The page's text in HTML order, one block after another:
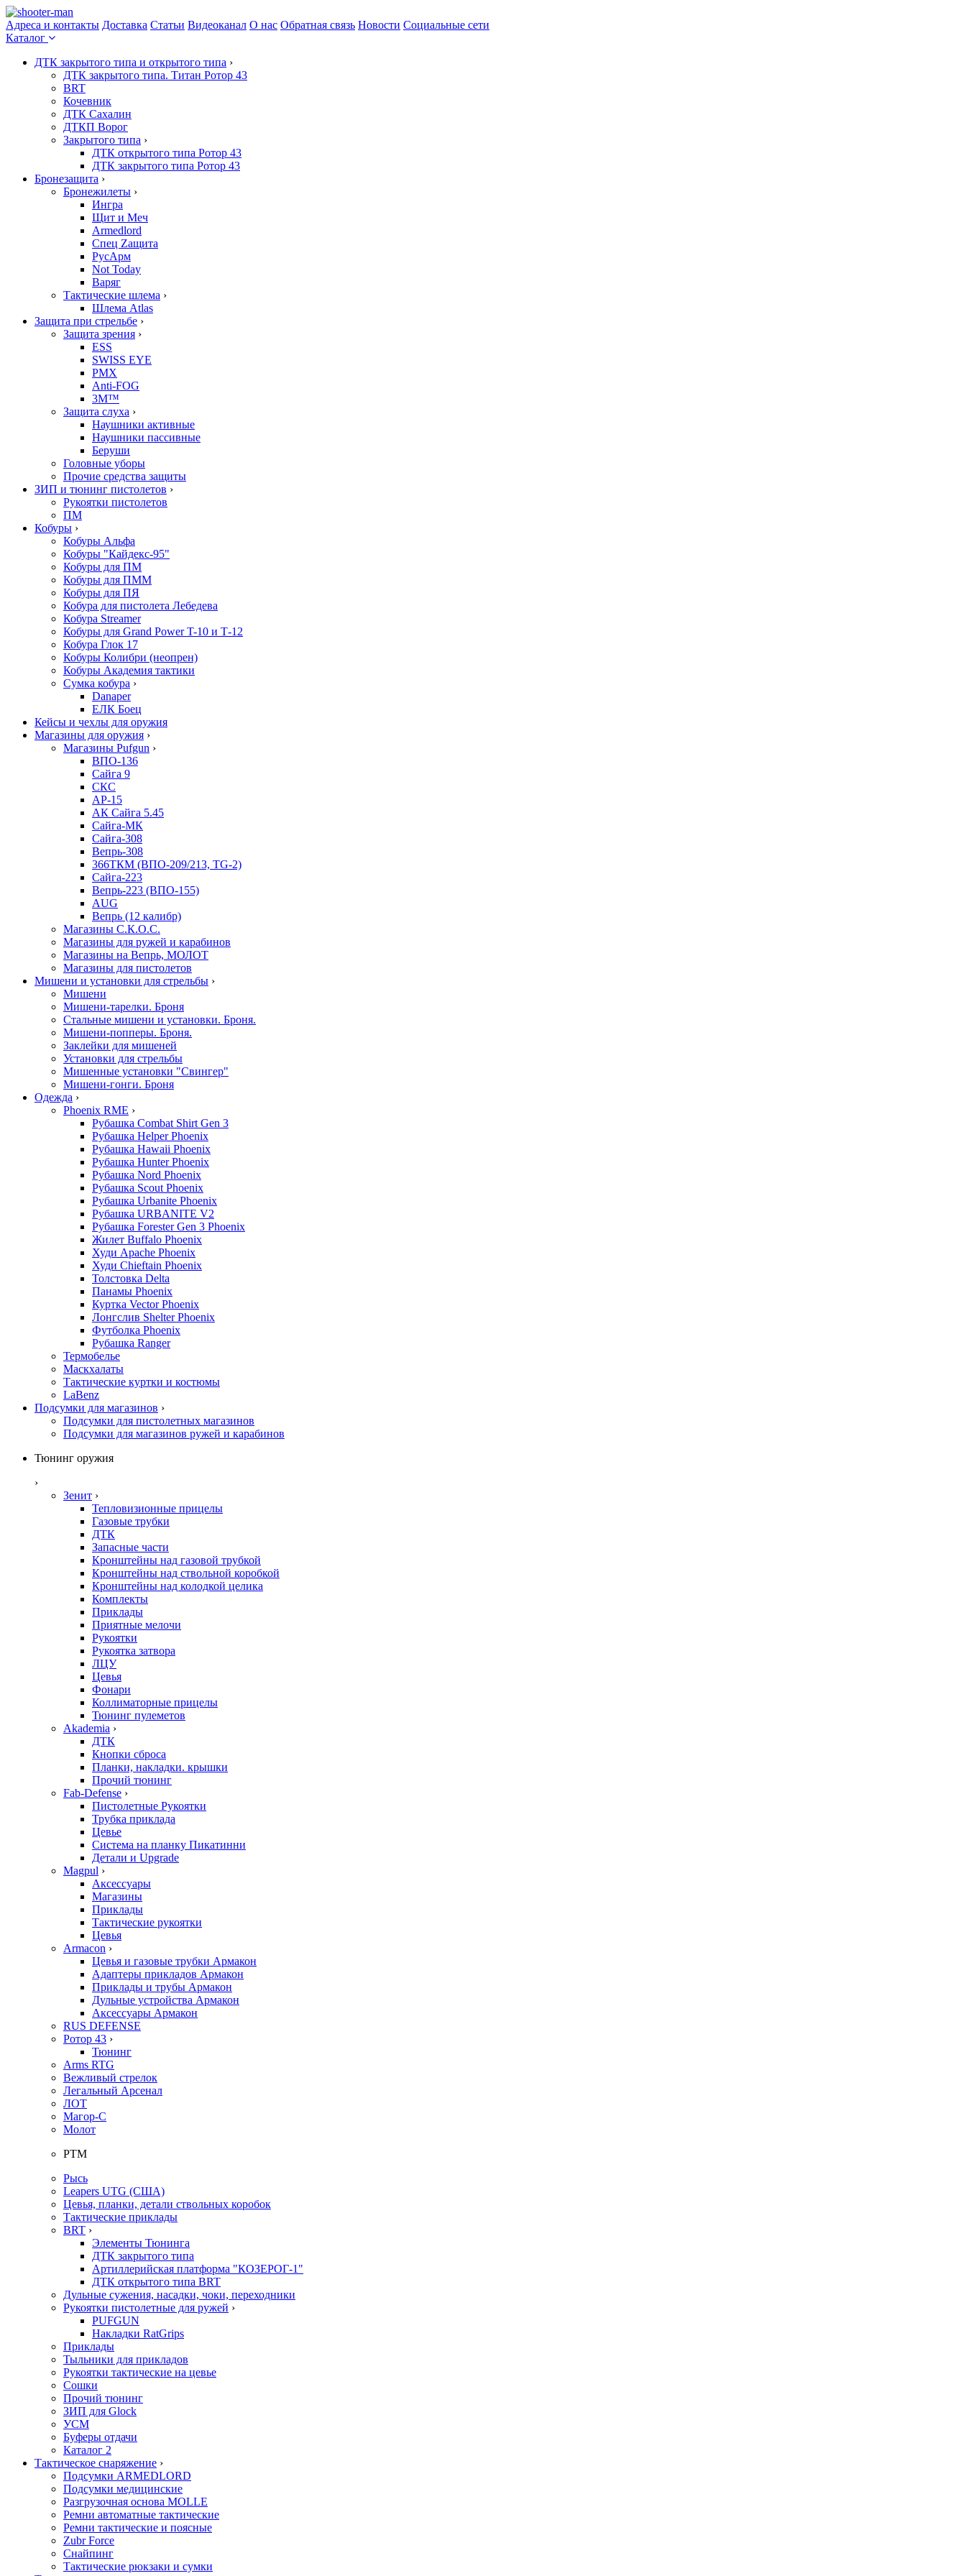
Адреса и контакты Доставка Статьи Видеоканал О нас Обратная связь Новости Социальные сети
Каталог
ДТК закрытого типа и открытого типа ›
ДТК закрытого типа. Титан Ротор 43
BRT
Кочевник
ДТК Сахалин
ДТКП Ворог
Закрытого типа ›
ДТК открытого типа Ротор 43
ДТК закрытого типа Ротор 43
Бронезащита ›
Бронежилеты ›
Ингра
Щит и Меч
Armedlord
Спец Zащита
РусАрм
Not Today
Варяг
Тактические шлема ›
Шлема Atlas
Защита при стрельбе ›
Защита зрения ›
ESS
SWISS EYE
PMX
Anti-FOG
3M™
Защита слуха ›
Наушники активные
Наушники пассивные
Беруши
Головные уборы
Прочие средства защиты
ЗИП и тюнинг пистолетов ›
Рукоятки пистолетов
ПМ
Кобуры ›
Кобуры Альфа
Кобуры "Кайдекс-95"
Кобуры для ПМ
Кобуры для ПММ
Кобуры для ПЯ
Кобура для пистолета Лебедева
Кобура Streamer
Кобуры для Grand Power T-10 и Т-12
Кобура Глок 17
Кобуры Колибри (неопрен)
Кобуры Академия тактики
Сумка кобура ›
Danaper
ЕЛК Боец
Кейсы и чехлы для оружия
Магазины для оружия ›
Магазины Pufgun ›
ВПО-136
Сайга 9
СКС
АР-15
АК Сайга 5.45
Сайга-МК
Сайга-308
Вепрь-308
366ТКМ (ВПО-209/213, TG-2)
Сайга-223
Вепрь-223 (ВПО-155)
AUG
Вепрь (12 калибр)
Магазины С.К.О.С.
Магазины для ружей и карабинов
Магазины на Вепрь, МОЛОТ
Магазины для пистолетов
Мишени и установки для стрельбы ›
Мишени
Мишени-тарелки. Броня
Стальные мишени и установки. Броня.
Мишени-попперы. Броня.
Заклейки для мишеней
Установки для стрельбы
Мишенные установки "Свингер"
Мишени-гонги. Броня
Одежда ›
Phoenix RME ›
Рубашка Combat Shirt Gen 3
Рубашка Helper Phoenix
Рубашка Hawaii Phoenix
Рубашка Hunter Phoenix
Рубашка Nord Phoenix
Рубашка Scout Phoenix
Рубашка Urbanite Phoenix
Рубашка URBANITE V2
Рубашка Forester Gen 3 Phoenix
Жилет Buffalo Phoenix
Худи Apache Phoenix
Худи Chieftain Phoenix
Толстовка Delta
Панамы Phoenix
Куртка Vector Phoenix
Лонгслив Shelter Phoenix
Футболка Phoenix
Рубашка Ranger
Термобелье
Маскхалаты
Тактические куртки и костюмы
LaBenz
Подсумки для магазинов ›
Подсумки для пистолетных магазинов
Подсумки для магазинов ружей и карабинов
Тюнинг оружия
›
Зенит ›
Тепловизионные прицелы
Газовые трубки
ДТК
Запасные части
Кронштейны над газовой трубкой
Кронштейны над ствольной коробкой
Кронштейны над колодкой целика
Комплекты
Приклады
Приятные мелочи
Рукоятки
Рукоятка затвора
ЛЦУ
Цевья
Фонари
Коллиматорные прицелы
Тюнинг пулеметов
Akademia ›
ДТК
Кнопки сброса
Планки, накладки. крышки
Прочий тюнинг
Fab-Defense ›
Пистолетные Рукоятки
Трубка приклада
Цевье
Система на планку Пикатинни
Детали и Upgrade
Magpul ›
Аксессуары
Магазины
Приклады
Тактические рукоятки
Цевья
Armacon ›
Цевья и газовые трубки Армакон
Адаптеры прикладов Армакон
Приклады и трубы Армакон
Дульные устройства Армакон
Аксессуары Армакон
RUS DEFENSE
Ротор 43 ›
Тюнинг
Arms RTG
Вежливый стрелок
Легальный Арсенал
ЛОТ
Магор-С
Молот
РТМ
Рысь
Leapers UTG (США)
Цевья, планки, детали ствольных коробок
Тактические приклады
BRT ›
Элементы Тюнинга
ДТК закрытого типа
Артиллерийская платформа "КОЗЕРОГ-1"
ДТК открытого типа BRT
Дульные сужения, насадки, чоки, переходники
Рукоятки пистолетные для ружей ›
PUFGUN
Накладки RatGrips
Приклады
Тыльники для прикладов
Рукоятки тактические на цевье
Сошки
Прочий тюнинг
ЗИП для Glock
УСМ
Буферы отдачи
Каталог 2
Тактическое снаряжение ›
Подсумки ARMEDLORD
Подсумки медицинские
Разгрузочная основа MOLLE
Ремни автоматные тактические
Ремни тактические и поясные
Zubr Force
Снайпинг
Тактические рюкзаки и сумки